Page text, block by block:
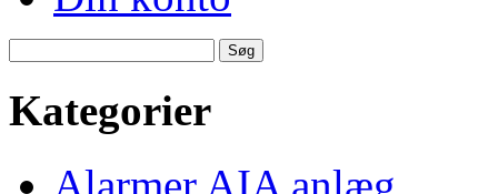
Kategorier
Alarmer AIA anlæg